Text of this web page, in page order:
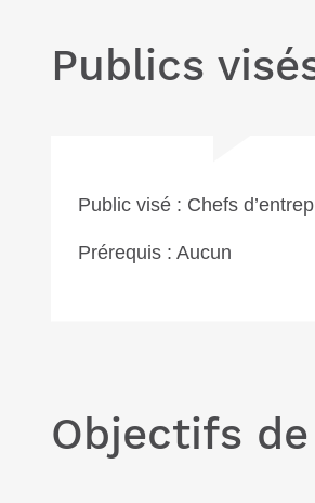
Publics
Public visé : Chefs
Prérequis : Aucun
Objectifs